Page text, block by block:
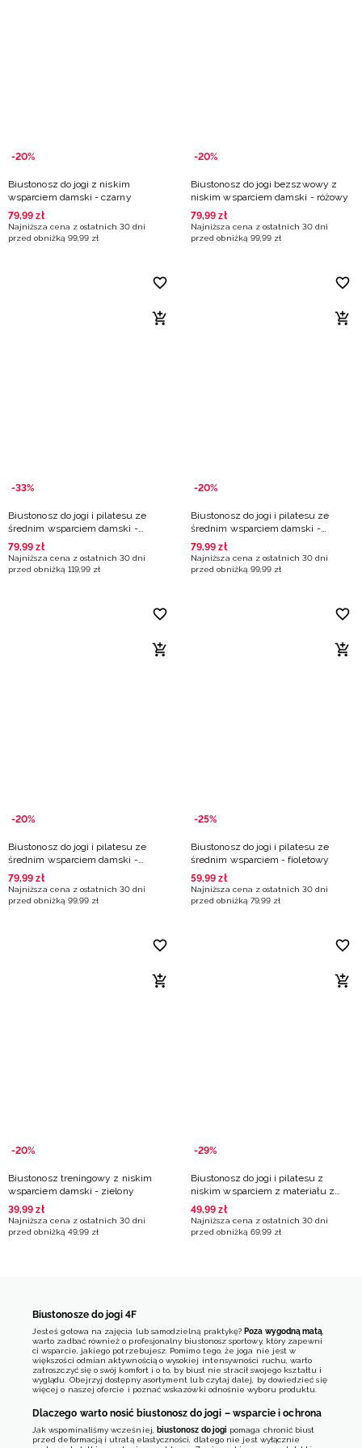
-20%
Biustonosz do jogi z niskim
wsparciem damski - czarny
79,99 zł
Najniższa cena z ostatnich 30 dni
przed obniżką 99,99 zł
-20%
Biustonosz do jogi bezszwowy z
niskim wsparciem damski - różowy
79,99 zł
Najniższa cena z ostatnich 30 dni
przed obniżką 99,99 zł
-33%
Biustonosz do jogi i pilatesu ze
średnim wsparciem damski -
granatowy
79,99 zł
Najniższa cena z ostatnich 30 dni
przed obniżką 119,99 zł
-20%
Biustonosz do jogi i pilatesu ze
średnim wsparciem damski -
zielony
79,99 zł
Najniższa cena z ostatnich 30 dni
przed obniżką 99,99 zł
-20%
Biustonosz do jogi i pilatesu ze
średnim wsparciem damski -
zielony
79,99 zł
Najniższa cena z ostatnich 30 dni
przed obniżką 99,99 zł
-25%
Biustonosz do jogi i pilatesu ze
średnim wsparciem - fioletowy
59,99 zł
Najniższa cena z ostatnich 30 dni
przed obniżką 79,99 zł
-20%
Biustonosz treningowy z niskim
wsparciem damski - zielony
39,99 zł
Najniższa cena z ostatnich 30 dni
przed obniżką 49,99 zł
-29%
Biustonosz do jogi i pilatesu z
niskim wsparciem z materiału z
recyklingu damski - brązowy
49,99 zł
Najniższa cena z ostatnich 30 dni
przed obniżką 69,99 zł
Biustonosze do jogi 4F
Jesteś gotowa na zajęcia lub samodzielną praktykę? Poza wygodną matą
warto zadbać również o profesjonalny biustonosz sportowy, który zapewni
ci wsparcie, jakiego potrzebujesz. Pomimo tego, że joga nie jest w
większości odmian aktywnością o wysokiej intensywności ruchu, warto
zatroszczyć się o swój komfort i o to, by biust nie stracił swojego kształtu i
wyglądu. Obejrzyj dostępny asortyment lub czytaj dalej, by dowiedzieć się
więcej o naszej ofercie i poznać wskazówki odnośnie wyboru produktu.
Dlaczego warto nosić biustonosz do jogi – wsparcie i ochrona
Jak wspominaliśmy wcześniej, biustonosz do jogi pomaga chronić biust
przed deformacją i utratą elastyczności, dlatego nie jest wyłącznie